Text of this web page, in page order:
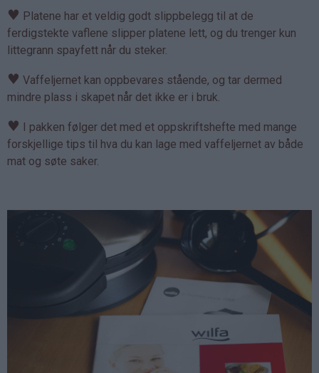
♥ Platene har et veldig godt slippbelegg til at de
ferdigstekte vaflene slipper platene lett, og du trenger kun
littegrann spayfett når du steker.
♥ Vaffeljernet kan oppbevares stående, og tar dermed
mindre plass i skapet når det ikke er i bruk.
♥ I pakken følger det med et oppskriftshefte med mange
forskjellige tips til hva du kan lage med vaffeljernet av både
mat og søte saker.